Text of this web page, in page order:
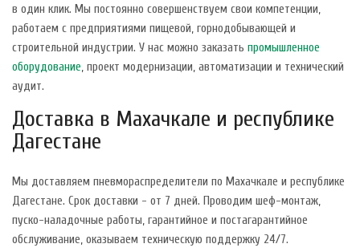
в один клик. Мы постоянно совершенствуем свои компетенции,
работаем с предприятиями пищевой, горнодобывающей и
строительной индустрии. У нас можно заказать промышленное
оборудование, проект модернизации, автоматизации и технический
аудит.
Доставка в Махачкале и республике
Дагестане
Мы доставляем пневмораспределители по Махачкале и республике
Дагестане. Срок доставки - от 7 дней. Проводим шеф-монтаж,
пуско-наладочные работы, гарантийное и постагарантийное
обслуживание, оказываем техническую поддержку 24/7.